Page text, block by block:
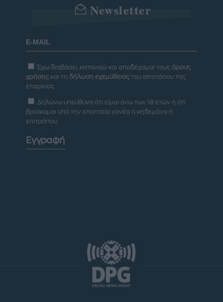
Newsletter
Έχω διαβάσει, κατανοώ και αποδέχομαι τους όρους
χρήσης και τη δήλωση εχεμύθειας του ιστοτόπου της
εταιρείας
Δηλώνω υπεύθυνα ότι είμαι άνω των 18 ετών ή ότι
βρίσκομαι υπό την εποπτεία γονέα ή κηδεμόνα ή
επιτρόπου
Εγγραφή